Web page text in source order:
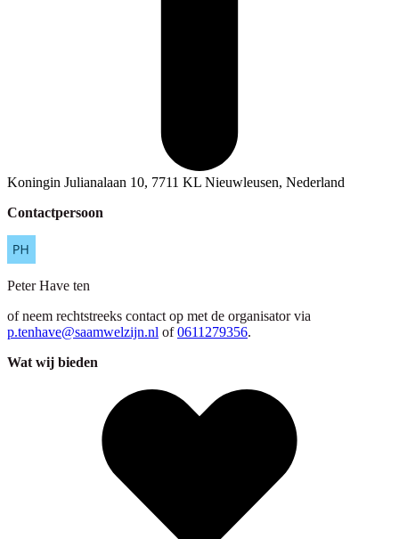
Koningin Julianalaan 10, 7711 KL Nieuwleusen, Nederland
Contactpersoon
Peter Have ten
of neem rechtstreeks contact op met de organisator via
p.tenhave@saamwelzijn.nl of 0611279356.
Wat wij bieden